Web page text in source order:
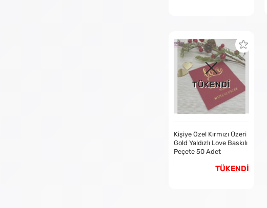
TÜKENDİ
Kişiye Özel Kırmızı Üzeri
Gold Yaldızlı Love Baskılı
Peçete 50 Adet
TÜKENDİ